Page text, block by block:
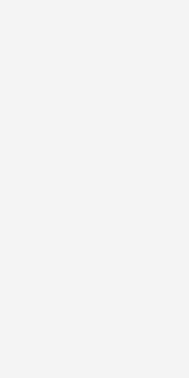
BA passt